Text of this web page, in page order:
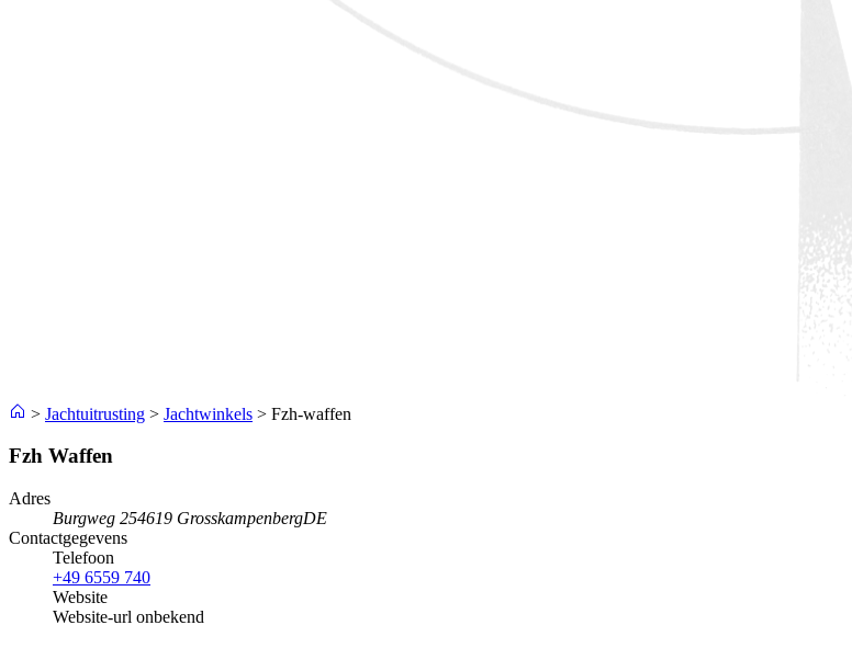
> Jachtuitrusting > Jachtwinkels > Fzh-waffen
Fzh Waffen
Adres
Burgweg 254619 GrosskampenbergDE
Contactgegevens
Telefoon
+49 6559 740
Website
Website-url onbekend